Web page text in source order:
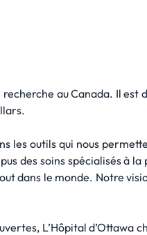
au Canada. Il est
les outils qui nous
des soins spécialisés à la
dans le monde. Notre
L’Hôpital d’Ottawa